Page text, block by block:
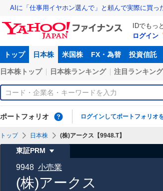
AIに「仕事用イヤホン選んで」と頼んで実際に買っ
IDでもっ
ログイン
トップ 日本株 米国株 FX・為替 投資信託
日本株トップ 日本株ランキング 注目ランキング
ポートフォリオ ログインしてポートフォリオ
トップ 日本株 (株)アークス【9948.T】
東証PRM
(株)アークス
9948 小売業